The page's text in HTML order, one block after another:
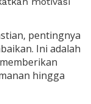
pentingnya
Ini adalah
hingga